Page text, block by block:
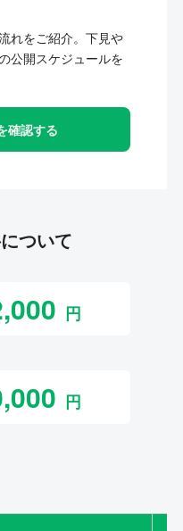
れをご紹介。下見や
公開スケジュールを
確認する
ついて